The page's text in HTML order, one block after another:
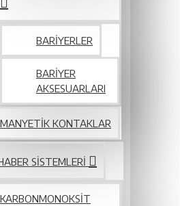
BARIYERLER
BARIYER
AKSESUARLARI
MANYETIK KONTAKLAR
SISTEMLERI
KARBONMONOKSIT